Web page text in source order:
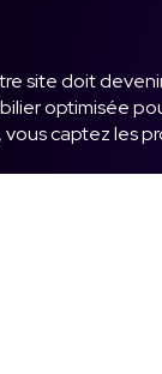
site doit
captez